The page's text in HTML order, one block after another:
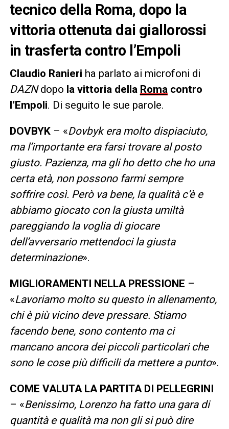
tecnico della Roma, dopo la
vittoria ottenuta dai giallorossi
in trasferta contro l’Empoli
Claudio Ranieri ha parlato ai microfoni di
DAZNdopo la vittoria della Roma contro
l’Empoli. Di seguito le sue parole.
DOVBYK– «Dovbyk era molto dispiaciuto,
ma l’importante era farsi trovare al posto
giusto. Pazienza, ma gli ho detto che ho una
certa età, non possono farmi sempre
soffrire così. Però va bene, la qualità c’è e
abbiamo giocato con la giusta umiltà
pareggiando la voglia di giocare
dell’avversario mettendoci la giusta
determinazione».
MIGLIORAMENTI NELLA PRESSIONE –
«Lavoriamo molto su questo in allenamento,
chi è più vicino deve pressare. Stiamo
facendo bene, sono contento ma ci
mancano ancora dei piccoli particolari che
sono le cose più difficili da mettere a punto».
COME VALUTA LA PARTITA DI PELLEGRINI
– «Benissimo, Lorenzo ha fatto una gara di
quantità e qualità ma non gli si può dire